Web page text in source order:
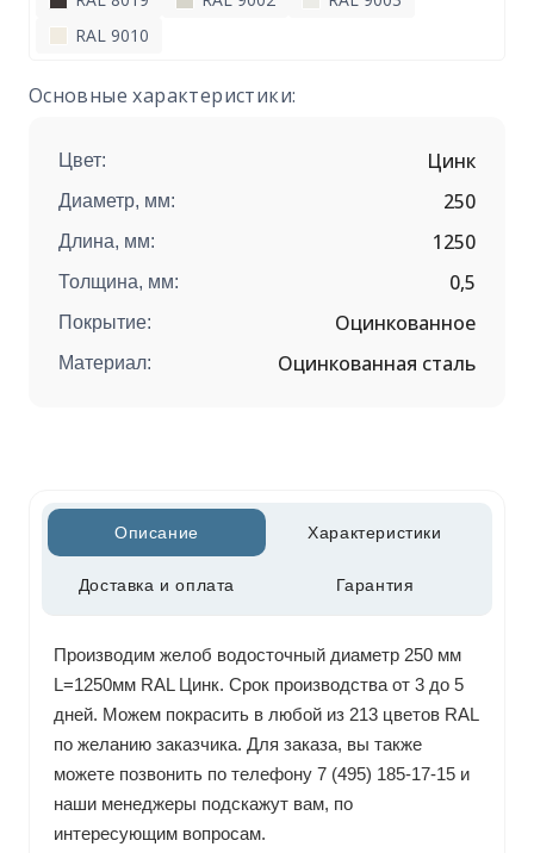
RAL 9010
Основные характеристики:
Цвет: Цинк
Диаметр, мм: 250
Длина, мм: 1250
Толщина, мм: 0,5
Покрытие: Оцинкованное
Материал: Оцинкованная сталь
Описание Характеристики
Доставка и оплата Гарантия
Производим желоб водосточный диаметр 250 мм
L=1250мм RAL Цинк. Срок производства от 3 до 5
дней. Можем покрасить в любой из 213 цветов RAL
по желанию заказчика. Для заказа, вы также
можете позвонить по телефону 7 (495) 185-17-15 и
наши менеджеры подскажут вам, по
интересующим вопросам.